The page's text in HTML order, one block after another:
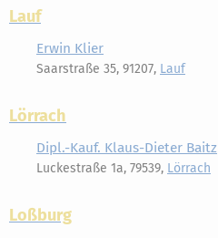
Lauf
Erwin Klier
Saarstraße 35, 91207, Lauf
Lörrach
Dipl.-Kauf. Klaus-Dieter Baitz
Luckestraße 1a, 79539, Lörrach
Loßburg